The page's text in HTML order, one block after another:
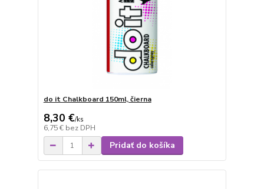
do it Chalkboard 150ml, čierna
8,30 €/ks
6,75 € bez DPH
Pridať do košíka